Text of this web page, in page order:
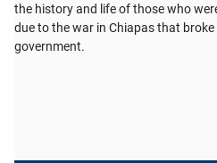
the history and life of those who
due to the war in Chiapas that
government.